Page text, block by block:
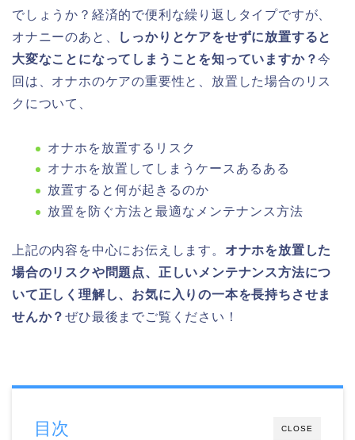
でしょうか？経済的で便利な繰り返しタイプですが、
オナニーのあと、
しっかりとケアをせずに放置すると
大変なことになってしまうことを知っていますか？今
回は、オナホのケアの重要性と、 放置した場合のリス
クについて、
オナホを放置するリスク
オナホを放置してしまうケースあるある
放置すると何が起きるのか
放置を防ぐ方法と最適なメンテナンス方法
上記の内容を中心にお伝えします。 オナホを放置した
場合のリスクや問題点、正しいメンテナンス方法につ
いて正しく理解し、お気に入りの一本を長持ちさせま
せんか？ぜひ最後までご覧ください！
CLOSE
目次